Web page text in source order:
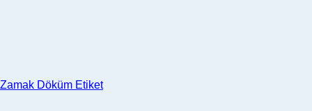
Zamak Döküm Etiket